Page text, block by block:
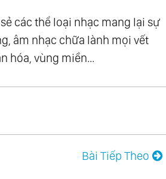
các thể loại nhạc mang lại sự
âm nhạc chữa lành mọi vết
hóa, vùng miền...
Bài Tiếp Theo